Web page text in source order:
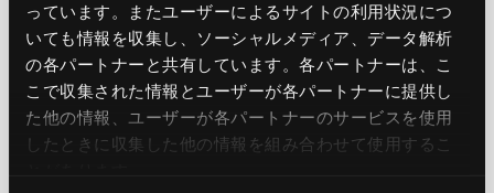
っています。またユーザーによるサイトの利用状況につ
いても情報を収集し、ソーシャルメディア、データ解析
の各パートナーと共有しています。各パートナーは、こ
こで収集された情報とユーザーが各パートナーに提供し
た他の情報、ユーザーが各パートナーのサービスを使用
したときに収集した他の情報を組み合わせて使用​​するこ
ユーザーへのメリット：安心と賢さの両
立
この技術が私たちの生活にどう影響するのか？ まず、Apple